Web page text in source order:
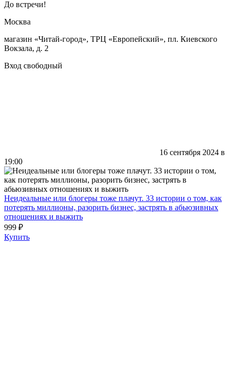
До встречи!
Москва
магазин «Читай-город», ТРЦ «Европейский», пл. Киевского
Вокзала, д. 2
Вход свободный
16 сентября 2024 в
19:00
Неидеальные или блогеры тоже плачут. 33 истории о том, как
потерять миллионы, разорить бизнес, застрять в абьюзивных
отношениях и выжить
999 ₽
Купить